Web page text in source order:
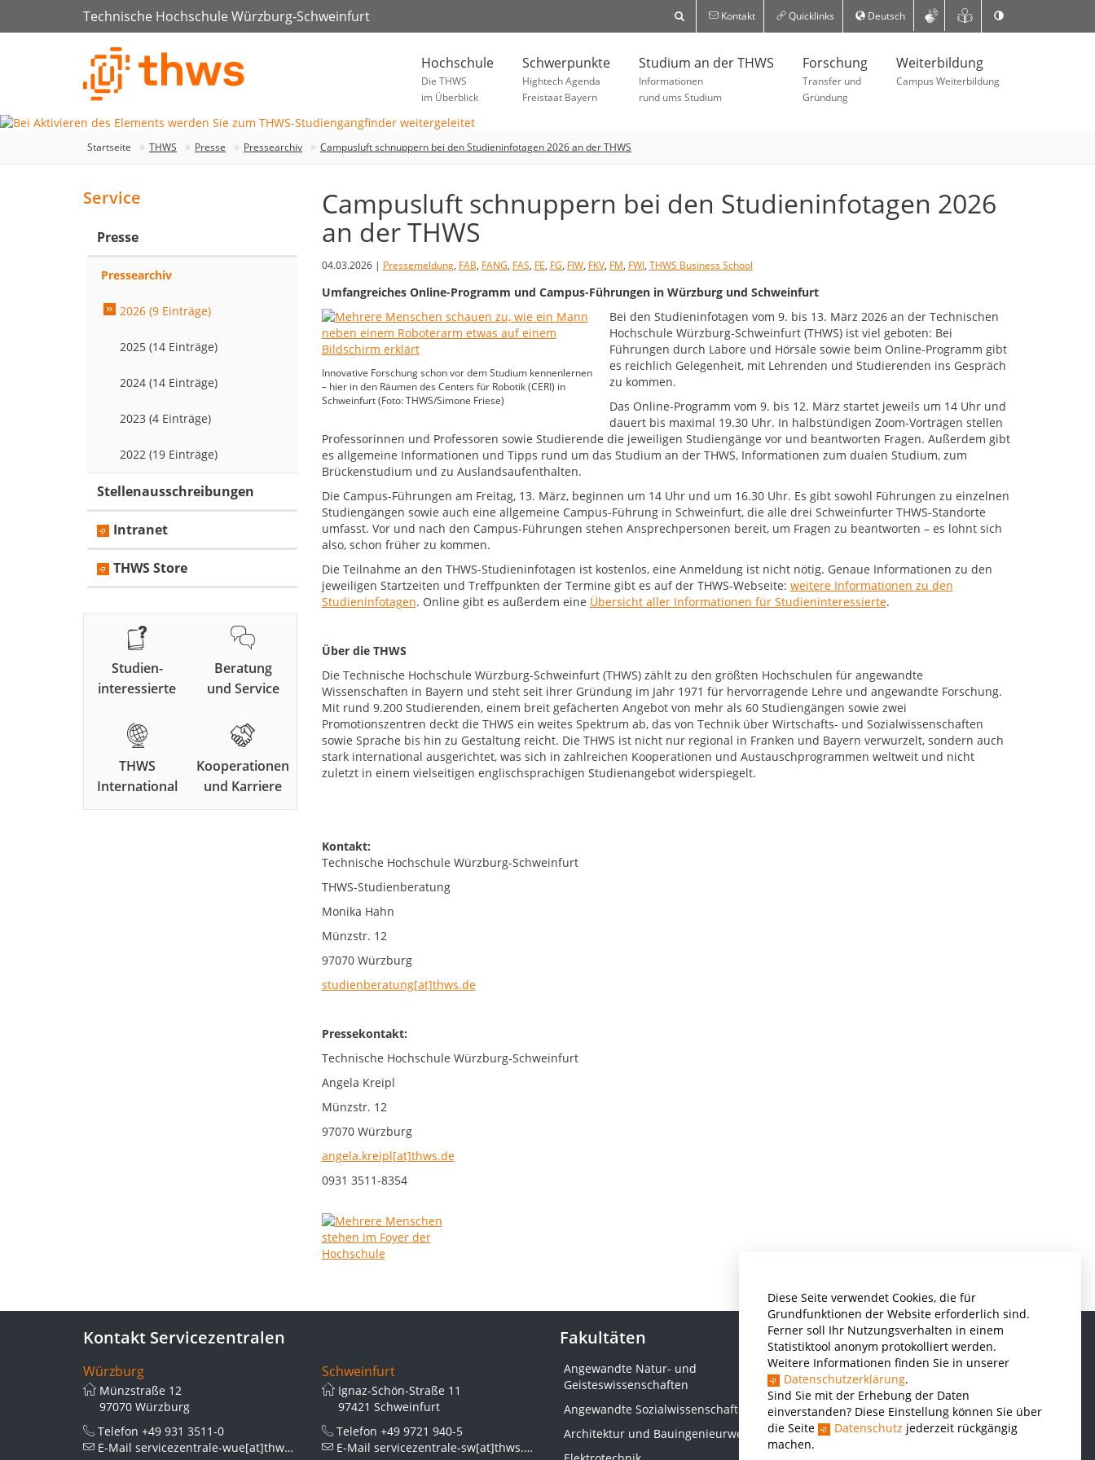
Diese Seite verwendet Cookies, die für
Grundfunktionen der Website erforderlich sind.
Ferner soll Ihr Nutzungsverhalten in einem
Statistiktool anonym protokolliert werden.
Weitere Informationen finden Sie in unserer
Datenschutzerklärung.
Sind Sie mit der Erhebung der Daten
einverstanden? Diese Einstellung können Sie über
die Seite
Datenschutz jederzeit rückgängig
machen.
Technische Hochschule Würzburg-Schweinfurt Kontakt Quicklinks Deutsch
Hochschule
Die THWS
im Überblick
Schwerpunkte
Hightech Agenda
Freistaat Bayern
Studium an der THWS
Informationen
rund ums Studium
Forschung
Transfer und
Gründung
Weiterbildung
Campus Weiterbildung
Startseite THWS Presse Pressearchiv Campusluft schnuppern bei den Studieninfotagen 2026 an der THWS
Campusluft schnuppern bei den Studieninfotagen 2026
an der THWS
04.03.2026 | Pressemeldung, FAB, FANG, FAS, FE, FG, FIW, FKV, FM, FWI, THWS Business School
Umfangreiches Online-Programm und Campus-Führungen in Würzburg und Schweinfurt
Innovative Forschung schon vor dem Studium kennenlernen
– hier in den Räumen des Centers für Robotik (CERI) in
Schweinfurt (Foto: THWS/Simone Friese)
Bei den Studieninfotagen vom 9. bis 13. März 2026 an der Technischen
Hochschule Würzburg-Schweinfurt (THWS) ist viel geboten: Bei
Führungen durch Labore und Hörsäle sowie beim Online-Programm gibt
es reichlich Gelegenheit, mit Lehrenden und Studierenden ins Gespräch
zu kommen.
Das Online-Programm vom 9. bis 12. März startet jeweils um 14 Uhr und
dauert bis maximal 19.30 Uhr. In halbstündigen Zoom-Vorträgen stellen
Professorinnen und Professoren sowie Studierende die jeweiligen Studiengänge vor und beantworten Fragen. Außerdem gibt
es allgemeine Informationen und Tipps rund um das Studium an der THWS, Informationen zum dualen Studium, zum
Brückenstudium und zu Auslandsaufenthalten.
Die Campus-Führungen am Freitag, 13. März, beginnen um 14 Uhr und um 16.30 Uhr. Es gibt sowohl Führungen zu einzelnen
Studiengängen sowie auch eine allgemeine Campus-Führung in Schweinfurt, die alle drei Schweinfurter THWS-Standorte
umfasst. Vor und nach den Campus-Führungen stehen Ansprechpersonen bereit, um Fragen zu beantworten – es lohnt sich
also, schon früher zu kommen.
Die Teilnahme an den THWS-Studieninfotagen ist kostenlos, eine Anmeldung ist nicht nötig. Genaue Informationen zu den
jeweiligen Startzeiten und Treffpunkten der Termine gibt es auf der THWS-Webseite: weitere Informationen zu den
Studieninfotagen. Online gibt es außerdem eine Übersicht aller Informationen für Studieninteressierte.
Über die THWS
Die Technische Hochschule Würzburg-Schweinfurt (THWS) zählt zu den größten Hochschulen für angewandte
Wissenschaften in Bayern und steht seit ihrer Gründung im Jahr 1971 für hervorragende Lehre und angewandte Forschung.
Mit rund 9.200 Studierenden, einem breit gefächerten Angebot von mehr als 60 Studiengängen sowie zwei
Promotionszentren deckt die THWS ein weites Spektrum ab, das von Technik über Wirtschafts- und Sozialwissenschaften
sowie Sprache bis hin zu Gestaltung reicht. Die THWS ist nicht nur regional in Franken und Bayern verwurzelt, sondern auch
stark international ausgerichtet, was sich in zahlreichen Kooperationen und Austauschprogrammen weltweit und nicht
zuletzt in einem vielseitigen englischsprachigen Studienangebot widerspiegelt.
Kontakt:
Technische Hochschule Würzburg-Schweinfurt
THWS-Studienberatung
Monika Hahn
Münzstr. 12
97070 Würzburg
studienberatung[at]thws.de
Pressekontakt:
Technische Hochschule Würzburg-Schweinfurt
Angela Kreipl
Münzstr. 12
97070 Würzburg
angela.kreipl[at]thws.de
0931 3511-8354
Service
Presse
Pressearchiv
2026 (9 Einträge)
2025 (14 Einträge)
2024 (14 Einträge)
2023 (4 Einträge)
2022 (19 Einträge)
Stellenausschreibungen
Intranet
THWS Store
Studien-
interessierte
Beratung
und Service
THWS
International
Kooperationen
und Karriere
Kontakt Servicezentralen
Würzburg
Münzstraße 12
97070 Würzburg
Telefon +49 931 3511-0
E-Mail servicezentrale-wue[at]thws.de
Schweinfurt
Ignaz-Schön-Straße 11
97421 Schweinfurt
Telefon +49 9721 940-5
E-Mail servicezentrale-sw[at]thws.de
Fakultäten
Angewandte Natur- und
Geisteswissenschaften
Angewandte Sozialwissenschaften
Architektur und Bauingenieurwesen
Informatik und Wirtschaftsinformatik
Kunststofftechnik und Vermessung
Maschinenbau
THWS Business School